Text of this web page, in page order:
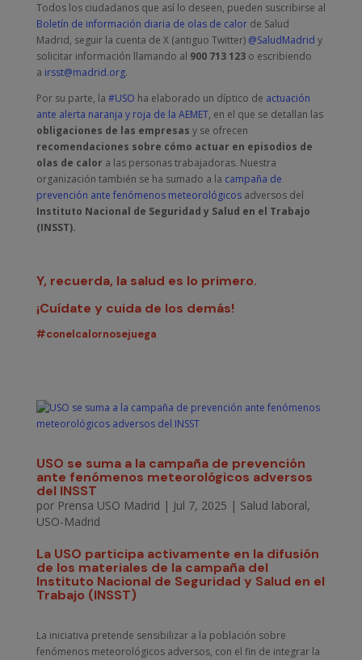
Todos los ciudadanos que así lo deseen, pueden suscribirse al
Boletín de información diaria de olas de calorde Salud
Madrid, seguir la cuenta de X (antiguo Twitter) @SaludMadrid y
solicitar información llamando al 900 713 123o escribiendo
a irsst@madrid.org.
Por su parte, la #USO ha elaborado un díptico de actuación
ante alerta naranja y roja de la AEMET, en el que se detallan las
obligaciones de las empresas y se ofrecen
recomendaciones sobre cómo actuar en episodios de
olas de calor a las personas trabajadoras. Nuestra
organización también se ha sumado a la campaña de
prevención ante fenómenos meteorológicosadversos del
Instituto Nacional de Seguridad y Salud en el Trabajo
(INSST).
Y, recuerda, la salud es lo primero.
¡Cuídate y cuida de los demás!
#conelcalornosejuega
USO se suma a la campaña de prevención
ante fenómenos meteorológicos adversos
del INSST
por Prensa USO Madrid | Jul 7, 2025 | Salud laboral,
USO-Madrid
La USO participa activamente en la difusión
de los materiales de la campaña del
Instituto Nacional de Seguridad y Salud en el
Trabajo (INSST)
La iniciativa pretende sensibilizar a la población sobre
fenómenos meteorológicos adversos, con el fin de integrar la